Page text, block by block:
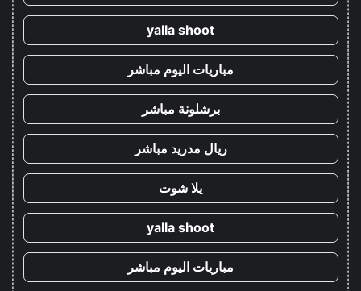
yalla shoot
مباريات اليوم مباشر
برشلونة مباشر
ريال مدريد مباشر
يلا شوت
yalla shoot
مباريات اليوم مباشر